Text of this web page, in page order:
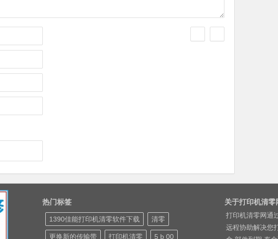
热门标签
1390佳能打印机清零软件下载 清零
更换新的传输带 打印机清零 5 b 00
关于打印机清零
打印机清零网通
远程协助解决您